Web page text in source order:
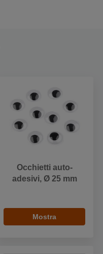
Occhietti auto-
adesivi, Ø 25 mm
Mostra